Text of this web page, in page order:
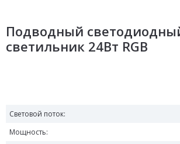
Подводный
светильник 24Вт RGB
Световой поток:
Мощность: